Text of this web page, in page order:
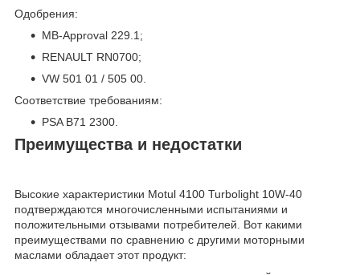
Одобрения:
MB-Approval 229.1;
RENAULT RN0700;
VW 501 01 / 505 00.
Соответствие требованиям:
PSA B71 2300.
Преимущества и недостатки
Высокие характеристики Motul 4100 Turbolight 10W-40
подтверждаются многочисленными испытаниями и
положительными отзывами потребителей. Вот какими
преимуществами по сравнению с другими моторными
маслами обладает этот продукт: